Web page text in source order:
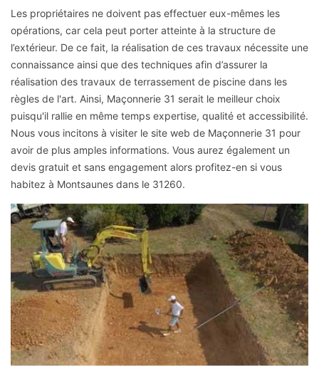
Les propriétaires ne doivent pas effectuer eux-mêmes les
opérations, car cela peut porter atteinte à la structure de
l’extérieur. De ce fait, la réalisation de ces travaux nécessite une
connaissance ainsi que des techniques afin d’assurer la
réalisation des travaux de terrassement de piscine dans les
règles de l'art. Ainsi, Maçonnerie 31 serait le meilleur choix
puisqu'il rallie en même temps expertise, qualité et accessibilité.
Nous vous incitons à visiter le site web de Maçonnerie 31 pour
avoir de plus amples informations. Vous aurez également un
devis gratuit et sans engagement alors profitez-en si vous
habitez à Montsaunes dans le 31260.